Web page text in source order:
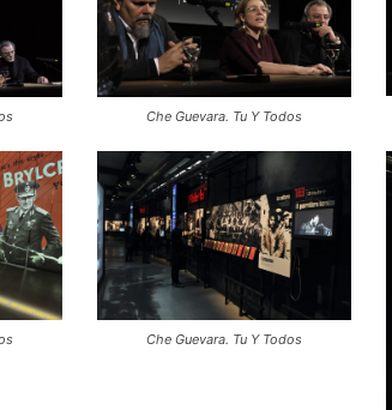
Che Guevara. Tu Y Todos
Che Guevara. Tu Y Todos